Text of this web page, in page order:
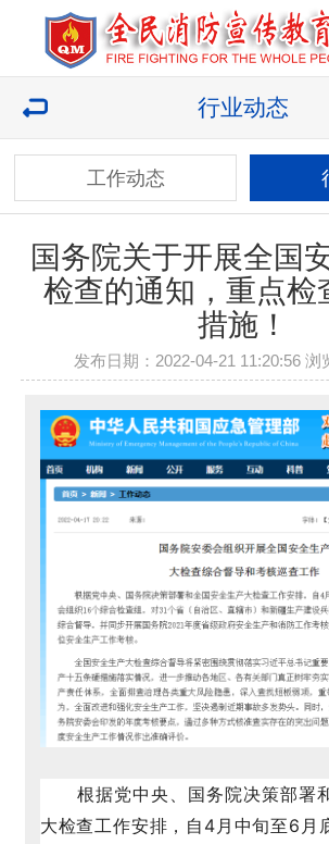
行业动态
工作动态
国务院关于开展全国
检查的通知，重点检
措施！
发布日期：2022-04-21 11:20:56 浏
根据党中央、国务院决策部署
大检查工作安排，自4月中旬至6月